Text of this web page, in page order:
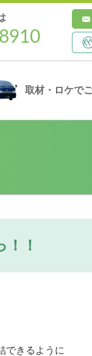
取材・ロケで
！
できるように